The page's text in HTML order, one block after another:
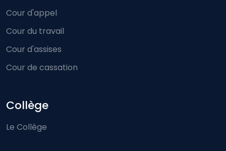
Cour d'appel
Cour du travail
Cour d'assises
Cour de cassation
Collège
Le Collège